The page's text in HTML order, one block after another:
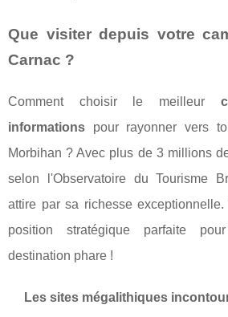
Que visiter depuis votre
Carnac ?
Comment choisir le meilleur
informations pour rayonner vers
Morbihan ? Avec plus de 3 millions
selon l'Observatoire du Tourisme
attire par sa richesse
position stratégique parfaite
destination phare !
Les sites mégalithiques